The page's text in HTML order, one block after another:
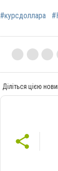
#курсдоллара
Діліться цією